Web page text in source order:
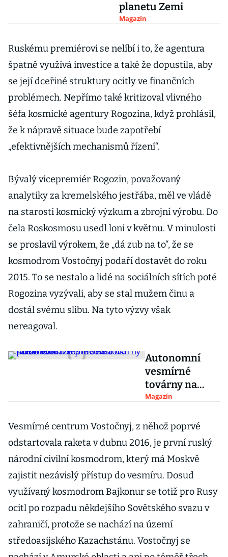
planetu Zemi
Magazín
Ruskému premiérovi se nelíbí i to, že agentura
špatně využívá investice a také že dopustila, aby
se její dceřiné struktury ocitly ve finančních
problémech. Nepřímo také kritizoval vlivného
šéfa kosmické agentury Rogozina, když prohlásil,
že k nápravě situace bude zapotřebí
„efektivnějších mechanismů řízení“.
Bývalý vicepremiér Rogozin, považovaný
analytiky za kremelského jestřába, měl ve vládě
na starosti kosmický výzkum a zbrojní výrobu. Do
čela Roskosmosu usedl loni v květnu. V minulosti
se proslavil výrokem, že „dá zub na to“, že se
kosmodrom Vostočnyj podaří dostavět do roku
2015. To se nestalo a lidé na sociálních sítích poté
Rogozina vyzývali, aby se stal mužem činu a
dostál svému slibu. Na tyto výzvy však
nereagoval.
Autonomní
vesmírné
továrny na
obzoru. Začne
dráze pracovat
už příští rok?
Magazín
Vesmírné centrum Vostočnyj, z něhož poprvé
odstartovala raketa v dubnu 2016, je první ruský
národní civilní kosmodrom, který má Moskvě
zajistit nezávislý přístup do vesmíru. Dosud
využívaný kosmodrom Bajkonur se totiž pro Rusy
ocitl po rozpadu někdejšího Sovětského svazu v
zahraničí, protože se nachází na území
středoasijského Kazachstánu. Vostočnyj se